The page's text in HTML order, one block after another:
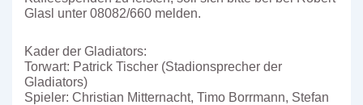
Glasl unter 08082/660 melden.
Kader der Gladiators:
Torwart: Patrick Tischer (Stadionsprecher der
Gladiators)
Spieler: Christian Mitternacht, Timo Borrmann, Stefan